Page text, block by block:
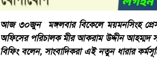
আজ ৩০জুন মঙ্গলবার বিকেলে ময়মনসিংহ
অফিসের পরিচালক মীর আকরাম উদ্দীন আহম্মদ
বিফিং বলেন, সাংবাদিকরা এই নতুন ধারার